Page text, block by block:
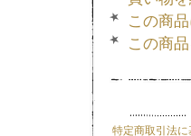
この商
この商
特定商取引法